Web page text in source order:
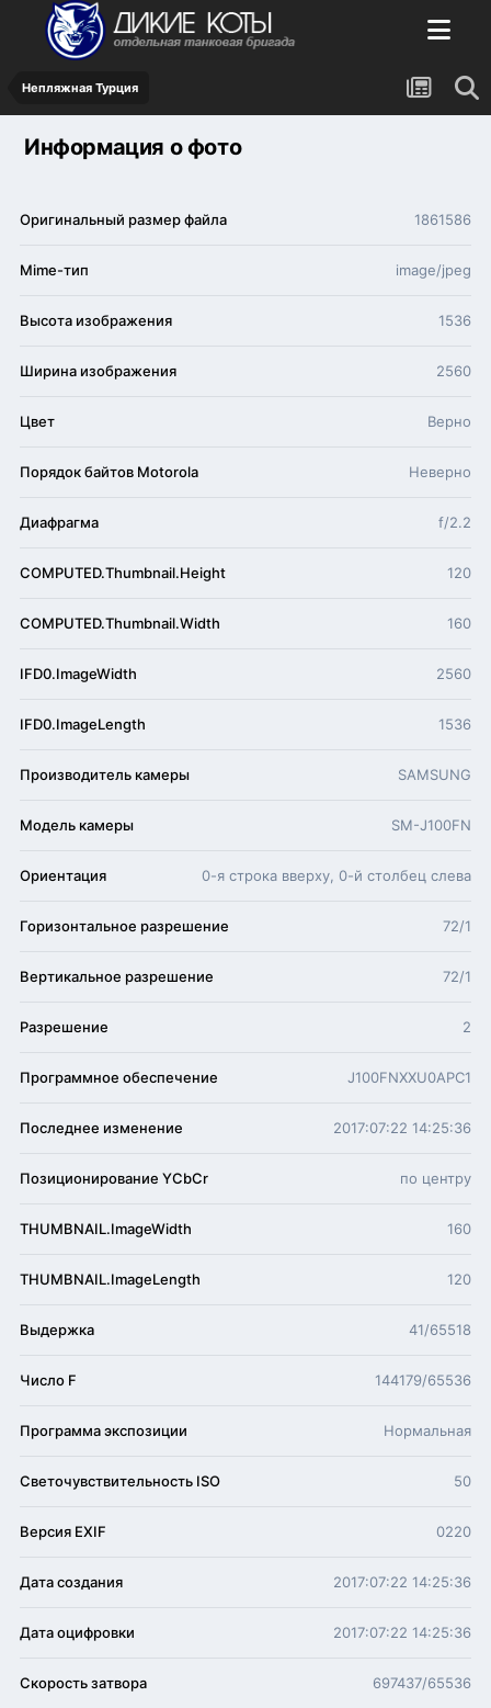
Непляжная Турция
Информация о фото
Оригинальный размер файла 1861586
Mime-тип image/jpeg
Высота изображения 1536
Ширина изображения 2560
Цвет Верно
Порядок байтов Motorola Неверно
Диафрагма f/2.2
COMPUTED.Thumbnail.Height 120
COMPUTED.Thumbnail.Width 160
IFD0.ImageWidth 2560
IFD0.ImageLength 1536
Производитель камеры SAMSUNG
Модель камеры SM-J100FN
Ориентация 0-я строка вверху, 0-й столбец слева
Горизонтальное разрешение 72/1
Вертикальное разрешение 72/1
Разрешение 2
Программное обеспечение J100FNXXU0APC1
Последнее изменение 2017:07:22 14:25:36
Позиционирование YCbCr по центру
THUMBNAIL.ImageWidth 160
THUMBNAIL.ImageLength 120
Выдержка 41/65518
Число F 144179/65536
Программа экспозиции Нормальная
Светочувствительность ISO 50
Версия EXIF 0220
Дата создания 2017:07:22 14:25:36
Дата оцифровки 2017:07:22 14:25:36
Скорость затвора 697437/65536